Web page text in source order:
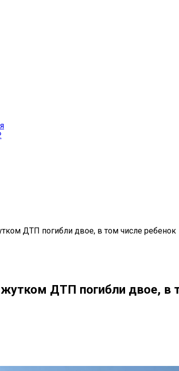
ДТП погибли двое, в том числе ребенок
ДТП погибли двое, в